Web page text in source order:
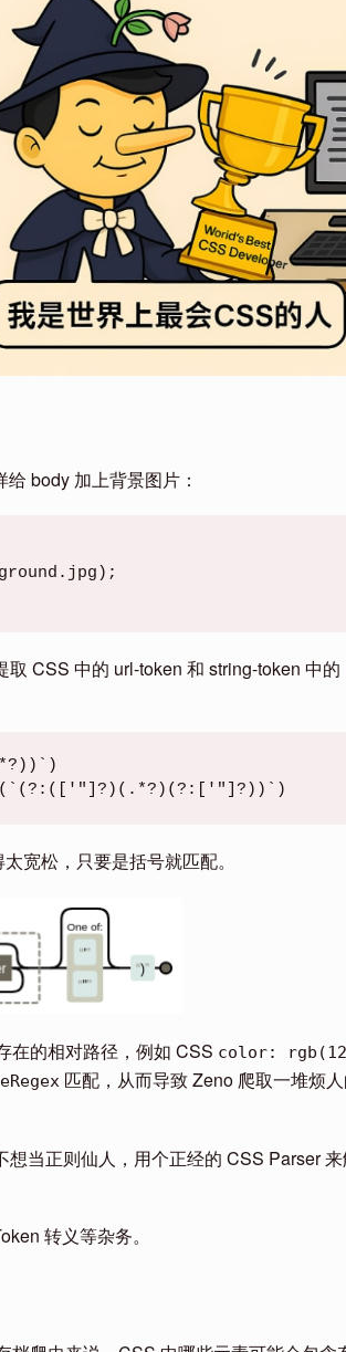
body 加上背景图片：
CSS 中的 url-token 和 string-token 中的
宽松，只要是括号就匹配。
在的相对路径，例如 CSS color:
匹配，从而导致 Zeno 爬取一堆烦
当正则仙人，用个正经的 CSS Parser
转义等杂务。